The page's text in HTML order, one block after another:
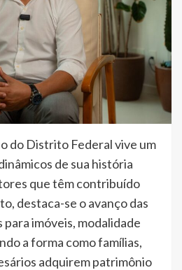
do Distrito Federal vive um
de sua história
que têm contribuído
destaca-se o avanço das
imóveis, modalidade
a forma como famílias,
adquirem patrimônio